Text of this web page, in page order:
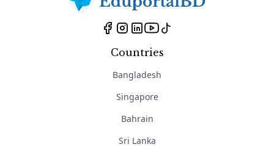
Countries
Bangladesh
Singapore
Bahrain
Sri Lanka